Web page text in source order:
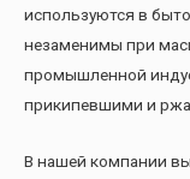
используются в
незаменимы при
промышленной
прикипевшими и
В нашей компании